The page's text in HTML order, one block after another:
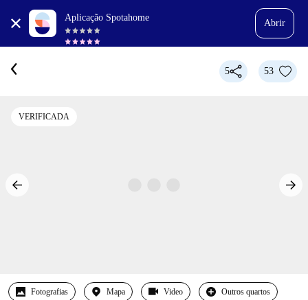
Aplicação Spotahome
Abrir
5 53
VERIFICADA
Fotografias Mapa Video Outros quartos